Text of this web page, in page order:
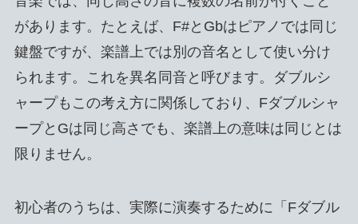
があります。たとえば、F#とGbはピアノでは同じ
鍵盤ですが、楽譜上では別の音名として使い分け
られます。これを異名同音と呼びます。ダブルシ
ャープもこの考え方に関係しており、Fダブルシャ
ープとGは同じ高さでも、楽譜上の意味は同じとは
限りません。
初心者のうちは、実際に演奏するために「Fダブル